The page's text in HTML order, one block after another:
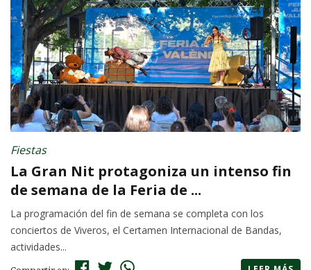
Fiestas
La Gran Nit protagoniza un intenso fin
de semana de la Feria de ...
La programación del fin de semana se completa con los
conciertos de Viveros, el Certamen Internacional de Bandas,
actividades...